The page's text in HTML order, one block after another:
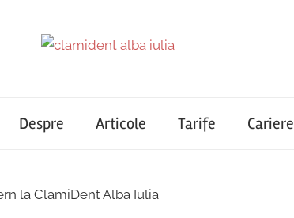
Despre Articole Tarife Cariere